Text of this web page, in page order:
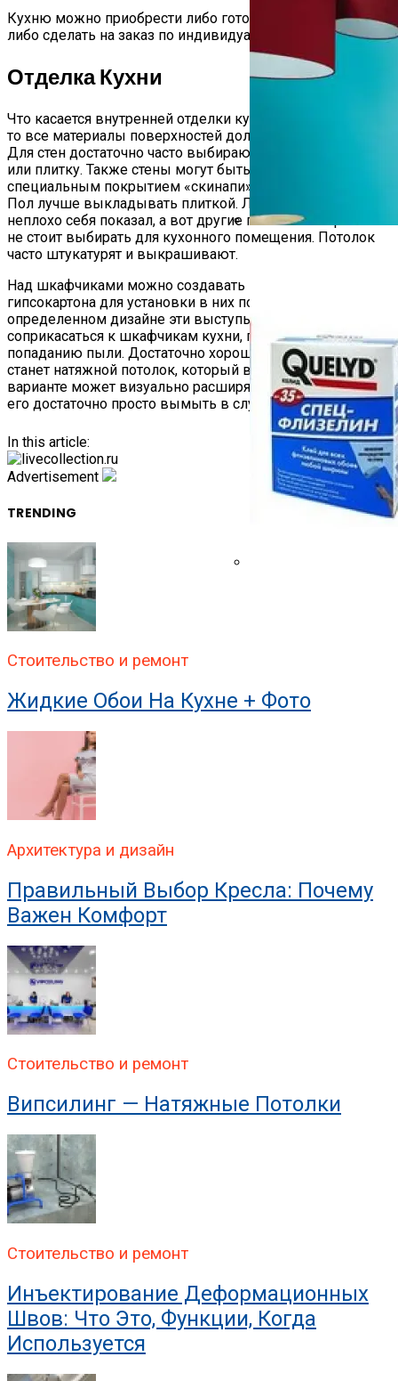
Краска Для Обоев
Кухню можно приобрести либо готовую в магазине,
либо сделать на заказ по индивидуальному проекту.
Отделка Кухни
Что касается внутренней отделки кухонного помещения,
то все материалы поверхностей должны легко мыться.
Для стен достаточно часто выбирают моющиеся обои
или плитку. Также стены могут быть отделаны
специальным покрытием «скинапи» или выкрашены.
Пол лучше выкладывать плиткой. Ламинат тоже
неплохо себя показал, а вот другие половые покрытия
не стоит выбирать для кухонного помещения. Потолок
часто штукатурят и выкрашивают.
Над шкафчиками можно создавать выступы из
гипсокартона для установки в них подсветки. При
определенном дизайне эти выступы могут вплотную
соприкасаться к шкафчикам кухни, препятствуя
попаданию пыли. Достаточно хорошим вариантом
станет натяжной потолок, который в глянцевом
варианте может визуально расширять кухню, а так же
его достаточно просто вымыть в случае загрязнения.
In this article:
Advertisement
TRENDING
Стоительство и ремонт
Жидкие Обои На Кухне + Фото
Архитектура и дизайн
Правильный Выбор Кресла: Почему
Важен Комфорт
Стоительство и ремонт
Випсилинг — Натяжные Потолки
Стоительство и ремонт
Инъектирование Деформационных
Швов: Что Это, Функции, Когда
Используется